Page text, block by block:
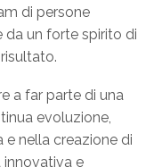
di persone
da un forte spirito di
a far parte di una
evoluzione,
nella creazione di
innovativa e